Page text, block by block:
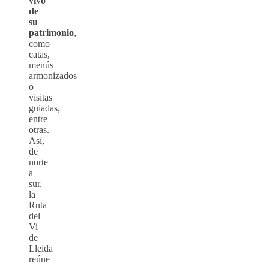
de
su
patrimonio,
como
catas,
menús
armonizados
o
visitas
guiadas,
entre
otras.
Así,
de
norte
a
sur,
la
Ruta
del
Vi
de
Lleida
reúne